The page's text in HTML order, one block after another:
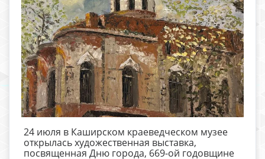
24 июля в Каширском краеведческом музее
открылась художественная выставка,
посвященная Дню города, 669-ой годовщине